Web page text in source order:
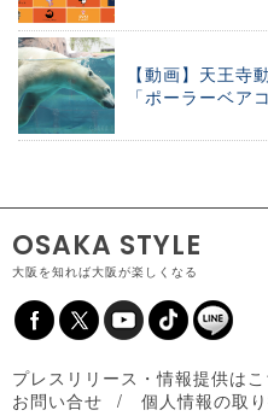
【動画】天王寺
「ポーラーベ
OSAKA STYLE
大阪を知れば大阪が楽しくなる
プレスリリース・情報提供はこ
お問い合せ
個人情報の取